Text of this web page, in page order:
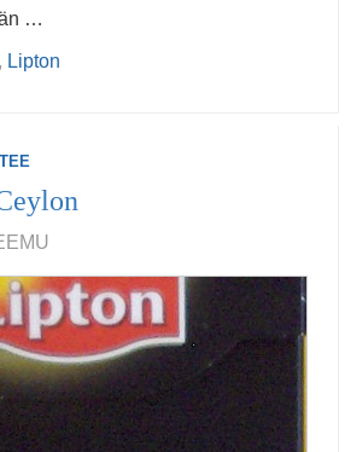
…
, Lipton